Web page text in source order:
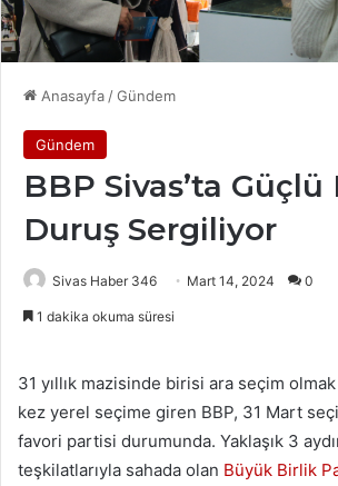
Anasayfa /Gündem
Gündem
BBP Sivas’ta Güçlü
Duruş Sergiliyor
Sivas Haber 346 Mart 14, 2024 0
1 dakika okuma süresi
31 yıllık mazisinde birisi ara seçim
kez yerel seçime giren BBP, 31 Mart
favori partisi durumunda. Yaklaşık 3
teşkilatlarıyla sahada olan Büyük Birlik